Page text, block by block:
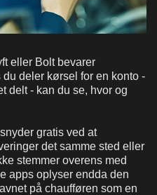
eller Bolt bevarer
deler kørsel for en konto -
delt - kan du se, hvor og
gratis ved at
det samme sted eller
stemmer overens med
apps oplyser endda den
på chaufføren som en